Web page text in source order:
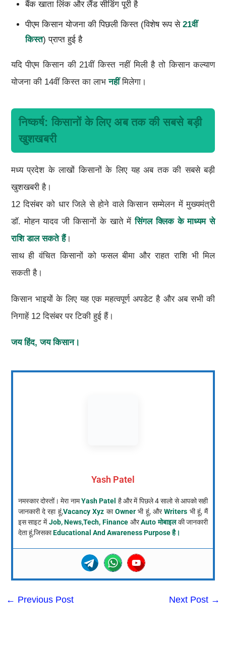
बैंक खाता लिंक और लैंड सीडिंग पूरी है
पीएम किसान योजना की पिछली किस्त (विशेष रूप से 21वीं
किस्त) प्राप्त हुई है
यदि पीएम किसान की 21वीं किस्त नहीं मिली है तो किसान कल्याण
योजना की 14वीं किस्त का लाभनहींमिलेगा।
निष्कर्ष: किसानों के लिए अब तक की सबसे बड़ी
खुशखबरी
मध्य प्रदेश के लाखों किसानों के लिए यह अब तक की सबसे बड़ी
खुशखबरी है।
12 दिसंबर को धार जिले से होने वाले किसान सम्मेलन में मुख्यमंत्री
डॉ. मोहन यादव जी किसानों के खाते मेंसिंगल क्लिक के माध्यम से
राशि डाल सकते हैं।
साथ ही वंचित किसानों को फसल बीमा और राहत राशि भी मिल
सकती है।
किसान भाइयों के लिए यह एक महत्वपूर्ण अपडेट है और अब सभी की
निगाहें 12 दिसंबर पर टिकी हुई हैं।
जय हिंद, जय किसान।
Yash Patel
नमस्कार दोस्तों। मेरा नामYash Patel है और में पिछले 4 सालो से आपको सही
जानकारी दे रहा हूं,Vacancy Xyz काOwnerभी हूं, औरWriters भी हूं, मैं
इस साइट मेंJob, News,Tech, Finance औरAuto मोबाइलकी जानकारी
देता हूं,जिसकाEducational And Awareness Purpose है।
← Previous Post Next Post →